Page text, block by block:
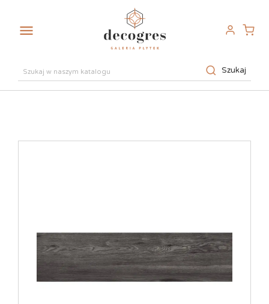

Szukaj